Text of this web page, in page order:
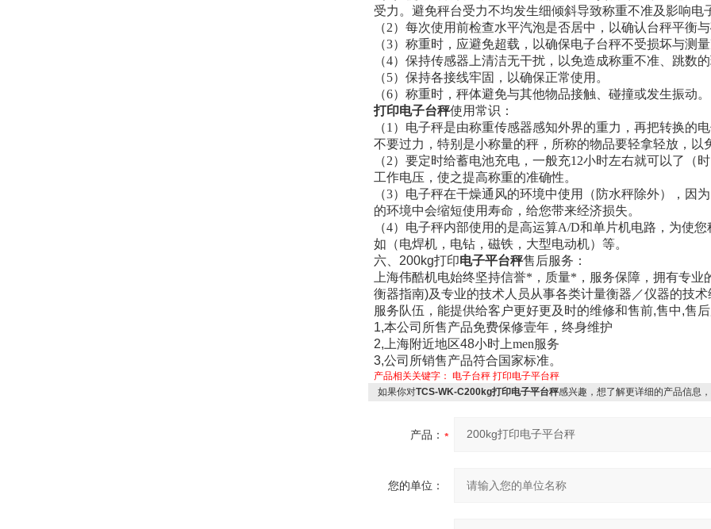
受力。避免秤台受力不均发生细倾斜导致称重不准及影响电
（2）每次使用前检查水平汽泡是否居中，以确认台秤平衡
（3）称重时，应避免超载，以确保电子台秤不受损坏与测
（4）保持传感器上清洁无干扰，以免造成称重不准、跳数
（5）保持各接线牢固，以确保正常使用。
（6）称重时，秤体避免与其他物品接触、碰撞或发生振动。
打印电子台秤使用常识：
（1）电子秤是由称重传感器感知外界的重力，再把转换的
不要过力，特别是小称量的秤，所称的物品要轻拿轻放
（2）要定时给蓄电池充电，一般充12小时左右就可以了（
工作电压，使之提高称重的准确性。
（3）电子秤在干燥通风的环境中使用（防水秤除外），因
的环境中会缩短使用寿命，给您带来经济损失。
（4）电子秤内部使用的是高运算A/D和单片机电路，为使
如（电焊机，电钻，磁铁，大型电动机）等。
六、 200kg打印电子平台秤售后服务 ：
上海伟酷机电始终坚持信誉*，质量*，服务保障，拥有专业
衡器指南)及专业的技术人员从事各类计量衡器／仪器的技
服务队伍，能提供给客户更好更及时的维修和售前,售中,售
1,本公司所售产品免费保修壹年，终身维护
2, 上海附近地区48小时上men服务
3,公司所销售产品符合国家标准。
产品相关关键字： 电子台秤 打印电子平台秤
如果你对TCS-WK-C200kg打印电子平台秤感兴趣，想了解更详细的产品信息
产品：
您的单位：